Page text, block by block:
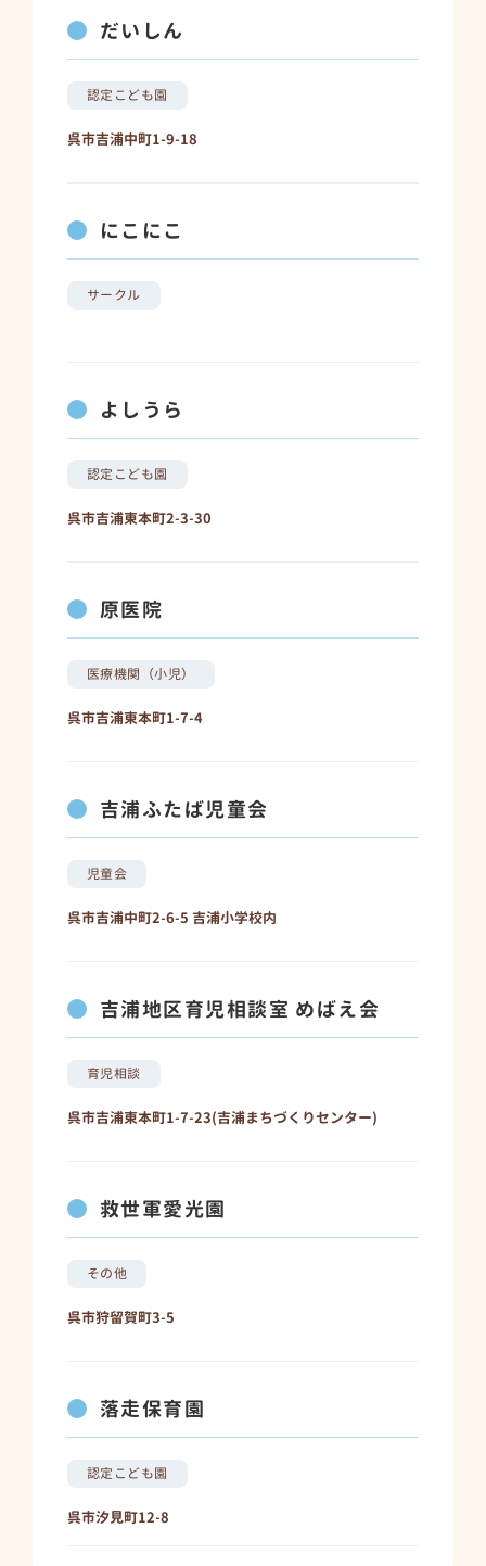
だいしん
認定こども園
呉市吉浦中町1-9-18
にこにこ
サークル
よしうら
認定こども園
呉市吉浦東本町2-3-30
原医院
医療機関（小児）
呉市吉浦東本町1-7-4
吉浦ふたば児童会
児童会
呉市吉浦中町2-6-5 吉浦小学校内
吉浦地区育児相談室 めばえ会
育児相談
呉市吉浦東本町1-7-23(吉浦まちづくりセンター)
救世軍愛光園
その他
呉市狩留賀町3-5
落走保育園
認定こども園
呉市汐見町12-8